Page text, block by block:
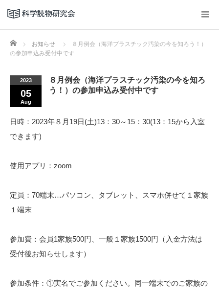
Home お知らせ
８月例会（海洋プラスチック汚染の今を知ろう！）
の参加申込み受付中です
2023
05
Aug
８月例会（海洋プラスチック汚染の今を知ろ
う！）の参加申込み受付中です
日時：2023年８月19日(土)13：30～15：30(13：15から入室
できます)
使用アプリ：zoom
定員：70端末…パソコン、タブレット、スマホ併せて１家族
１端末
参加費：会員1家族500円、一般１家族1500円（入金方法は
受付後お知らせします）
参加条件：①実名でご参加ください。同一端末でのご家族の